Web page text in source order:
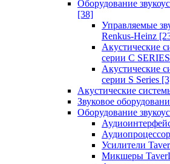
Оборудование
[38]
Управляемые
Renkus-Heinz
Акустические
серии C SERIES
Акустические
серии S Series
Акустические
Звуковое
Оборудование
Усилители
Микшеры